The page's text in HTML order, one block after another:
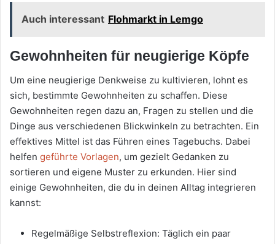
Auch interessant Flohmarkt in Lemgo
Gewohnheiten für neugierige Köpfe
Um eine neugierige Denkweise zu kultivieren, lohnt es
sich, bestimmte Gewohnheiten zu schaffen. Diese
Gewohnheiten regen dazu an, Fragen zu stellen und die
Dinge aus verschiedenen Blickwinkeln zu betrachten. Ein
effektives Mittel ist das Führen eines Tagebuchs. Dabei
helfen geführte Vorlagen, um gezielt Gedanken zu
sortieren und eigene Muster zu erkunden. Hier sind
einige Gewohnheiten, die du in deinen Alltag integrieren
kannst:
Regelmäßige Selbstreflexion: Täglich ein paar